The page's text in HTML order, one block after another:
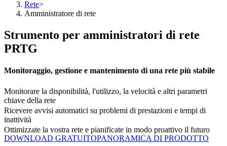
Rete>
Amministratore di rete
Strumento per amministratori di rete
PRTG
Monitoraggio, gestione e mantenimento di una rete più stabile
Monitorare la disponibilità, l'utilizzo, la velocità e altri parametri
chiave della rete
Ricevere avvisi automatici su problemi di prestazioni e tempi di
inattività
Ottimizzate la vostra rete e pianificate in modo proattivo il futuro
DOWNLOAD GRATUITOPANORAMICA DI PRODOTTO